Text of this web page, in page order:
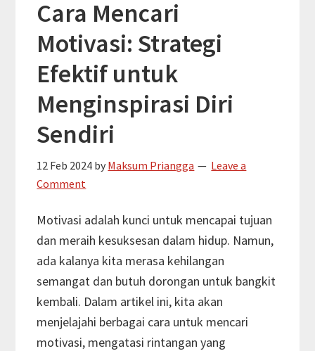
Panduan
Praktis
untuk
Meraih
Kebebasan
Finansial
Cara Mencari
Motivasi: Strategi
Efektif untuk
Menginspirasi Diri
Sendiri
12 Feb 2024 by Maksum Priangga
Leave a
Comment
Motivasi adalah kunci untuk mencapai tujuan
dan meraih kesuksesan dalam hidup. Namun,
ada kalanya kita merasa kehilangan
semangat dan butuh dorongan untuk bangkit
kembali. Dalam artikel ini, kita akan
menjelajahi berbagai cara untuk mencari
motivasi, mengatasi rintangan yang